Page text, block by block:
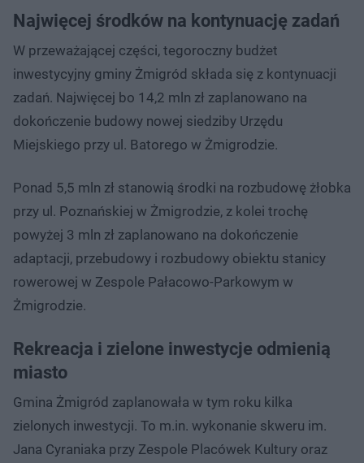
Najwięcej środków na kontynuację zadań
W przeważającej części, tegoroczny budżet
inwestycyjny gminy Żmigród składa się z kontynuacji
zadań. Najwięcej bo 14,2 mln zł zaplanowano na
dokończenie budowy nowej siedziby Urzędu
Miejskiego przy ul. Batorego w Żmigrodzie.
Ponad 5,5 mln zł stanowią środki na rozbudowę żłobka
przy ul. Poznańskiej w Żmigrodzie, z kolei trochę
powyżej 3 mln zł zaplanowano na dokończenie
adaptacji, przebudowy i rozbudowy obiektu stanicy
rowerowej w Zespole Pałacowo-Parkowym w
Żmigrodzie.
Rekreacja i zielone inwestycje odmienią
miasto
Gmina Żmigród zaplanowała w tym roku kilka
zielonych inwestycji. To m.in. wykonanie skweru im.
Jana Cyraniaka przy Zespole Placówek Kultury oraz